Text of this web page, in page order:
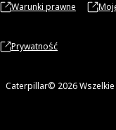
Warunki prawne
Prywatność
Caterpillar© 2026